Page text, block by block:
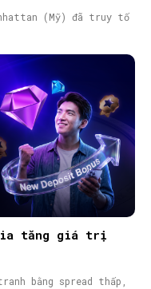
(Mỹ) đã truy tố
tăng giá trị
bằng spread thấp,